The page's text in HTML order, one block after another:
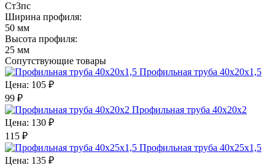
Cт3пс
Ширина профиля:
50 мм
Высота профиля:
25 мм
Сопутствующие товары
Профильная труба 40х20х1,5
Цена: 105 ₽
99 ₽
Профильная труба 40х20х2
Цена: 130 ₽
115 ₽
Профильная труба 40х25х1,5
Цена: 135 ₽